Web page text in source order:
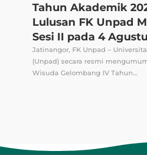
Tahun Akademik
Lulusan FK Unpad
Sesi II pada 4
Jatinangor, FK Unpad –
(Unpad) secara resmi
Wisuda Gelombang IV Tahun...